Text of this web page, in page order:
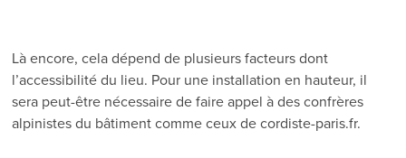
Là encore, cela dépend de plusieurs facteurs dont
l’accessibilité du lieu. Pour une installation en hauteur, il
sera peut-être nécessaire de faire appel à des confrères
alpinistes du bâtiment comme ceux de cordiste-paris.fr.